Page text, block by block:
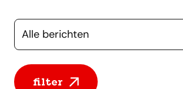
Selecteer een categorie
filter